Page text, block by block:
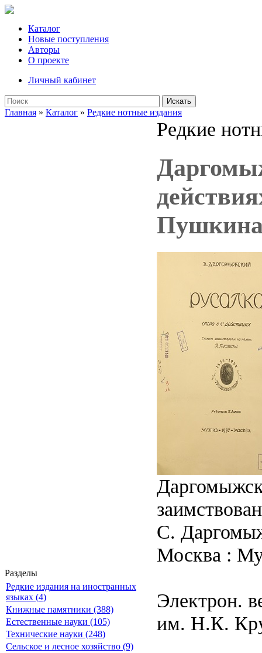
Каталог
Новые поступления
Авторы
О проекте
Личный кабинет
Искать
Главная » Каталог » Редкие нотные издания
Разделы
Редкие издания на иностранных
языках (4)
Книжные памятники (388)
Естественные науки (105)
Технические науки (248)
Сельское и лесное хозяйство (9)
Редкие
С.
Москва :
Электрон.
им. Н.К.